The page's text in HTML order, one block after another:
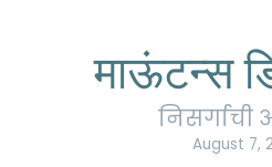
माऊंटन्स
निसर्गाची
August 7,